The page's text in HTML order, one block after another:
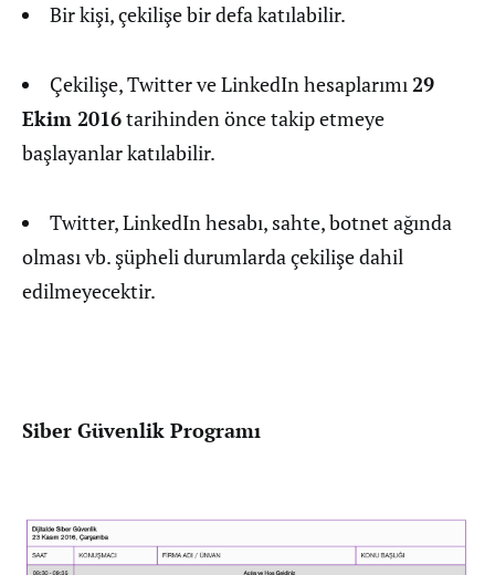
Bir kişi, çekilişe bir defa katılabilir.
Çekilişe, Twitter ve LinkedIn hesaplarımı29
Ekim 2016tarihinden önce takip etmeye
başlayanlar katılabilir.
Twitter, LinkedIn hesabı, sahte, botnet ağında
olması vb. şüpheli durumlarda çekilişe dahil
edilmeyecektir.
Siber Güvenlik Programı